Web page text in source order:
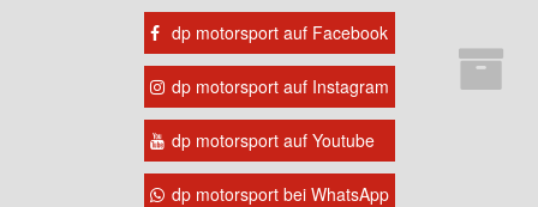
dp motorsport auf Facebook
dp motorsport auf Instagram
dp motorsport auf Youtube
dp motorsport bei WhatsApp